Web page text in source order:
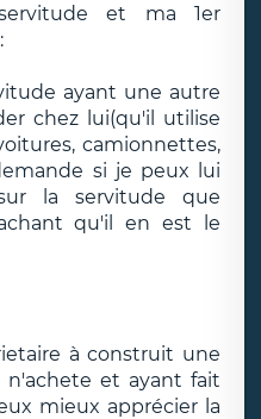
et ma 1er
ayant une autre
chez lui(qu'il utilise
camionnettes,
si je peux lui
la servitude que
qu'il en est le
à construit une
et ayant fait
mieux apprécier la